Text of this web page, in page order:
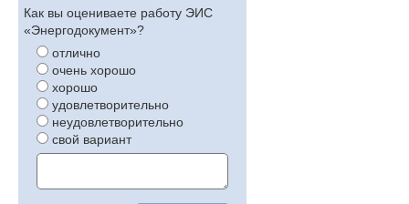
Как вы оцениваете работу ЭИС
«Энергодокумент»?
отлично
очень хорошо
хорошо
удовлетворительно
неудовлетворительно
свой вариант